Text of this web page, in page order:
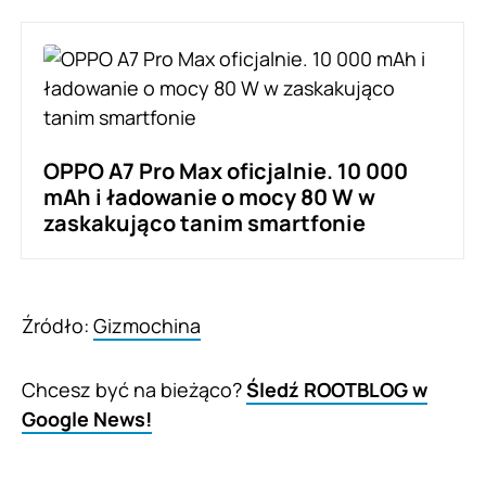
OPPO A7 Pro Max oficjalnie. 10 000
mAh i ładowanie o mocy 80 W w
zaskakująco tanim smartfonie
Źródło: Gizmochina
Chcesz być na bieżąco?Śledź ROOTBLOG w
Google News!